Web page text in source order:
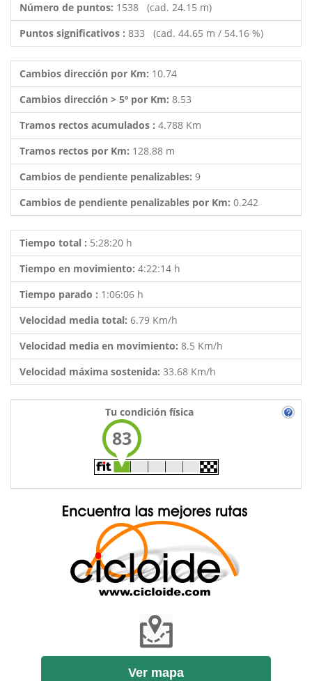
Número de puntos: 1538 (cad. 24.15 m)
Puntos significativos : 833 (cad. 44.65 m / 54.16 %)
Cambios dirección por Km: 10.74
Cambios dirección > 5º por Km: 8.53
Tramos rectos acumulados : 4.788 Km
Tramos rectos por Km: 128.88 m
Cambios de pendiente penalizables: 9
Cambios de pendiente penalizables por Km: 0.242
Tiempo total : 5:28:20 h
Tiempo en movimiento: 4:22:14 h
Tiempo parado : 1:06:06 h
Velocidad media total: 6.79 Km/h
Velocidad media en movimiento: 8.5 Km/h
Velocidad máxima sostenida: 33.68 Km/h
Tu condición física
83
Ver mapa